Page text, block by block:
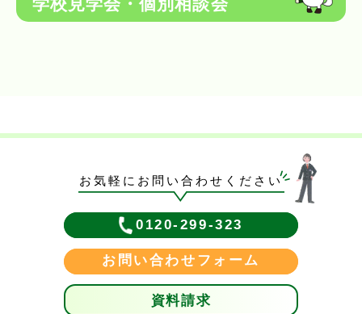
お気軽にお問い合わせください
0120-299-323
お問い合わせフォーム
資料請求